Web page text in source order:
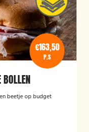
€163,50
P.S
beetje op budget